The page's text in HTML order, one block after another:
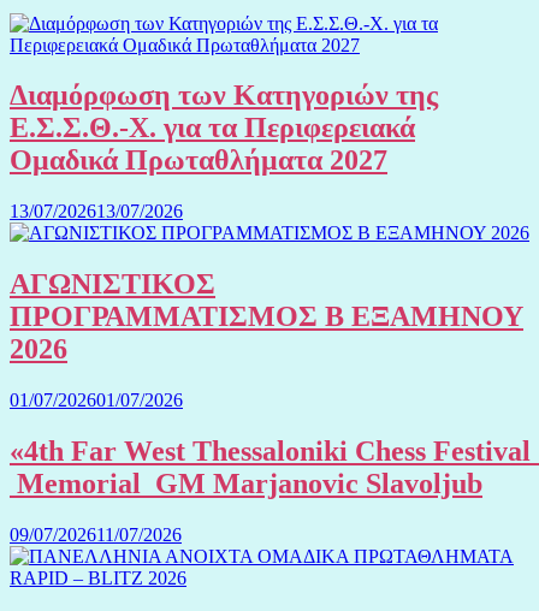
Διαμόρφωση των Κατηγοριών της
Ε.Σ.Σ.Θ.-Χ. για τα Περιφερειακά
Ομαδικά Πρωταθλήματα 2027
13/07/202613/07/2026
ΑΓΩΝΙΣΤΙΚΟΣ
ΠΡΟΓΡΑΜΜΑΤΙΣΜΟΣ Β ΕΞΑΜΗΝΟΥ
2026
01/07/202601/07/2026
«4th Far West Thessaloniki Chess Festival
Memorial GM Marjanovic Slavoljub
09/07/202611/07/2026